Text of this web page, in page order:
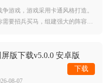
游戏，游戏采用卡通风格打造。
要招兵买马，组建强大的阵容与
版下载v5.0.0 安卓版
08-07
下载